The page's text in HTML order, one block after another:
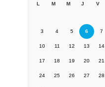
L M M J V
3 4 5 6 7
10 11 12 13 14
17 18 19 20 21
24 25 26 27 28